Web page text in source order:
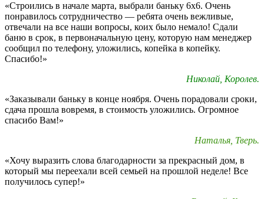
«Строились в начале марта, выбрали баньку 6х6. Очень
понравилось сотрудничество — ребята очень вежливые,
отвечали на все наши вопросы, коих было немало! Сдали
баню в срок, в первоначальную цену, которую нам менеджер
сообщил по телефону, уложились, копейка в копейку.
Спасибо!»
Николай, Королев.
«Заказывали баньку в конце ноября. Очень порадовали сроки,
сдача прошла вовремя, в стоимость уложились. Огромное
спасибо Вам!»
Наталья, Тверь.
«Хочу выразить слова благодарности за прекрасный дом, в
который мы переехали всей семьей на прошлой неделе! Все
получилось супер!»